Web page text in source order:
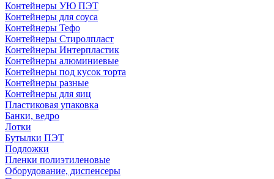
Контейнеры УЮ ПЭТ
Контейнеры для соуса
Контейнеры Тефо
Контейнеры Стиролпласт
Контейнеры Интерпластик
Контейнеры алюминиевые
Контейнеры под кусок торта
Контейнеры разные
Контейнеры для яиц
Пластиковая упаковка
Банки, ведро
Лотки
Бутылки ПЭТ
Подложки
Пленки полиэтиленовые
Оборудование, диспенсеры